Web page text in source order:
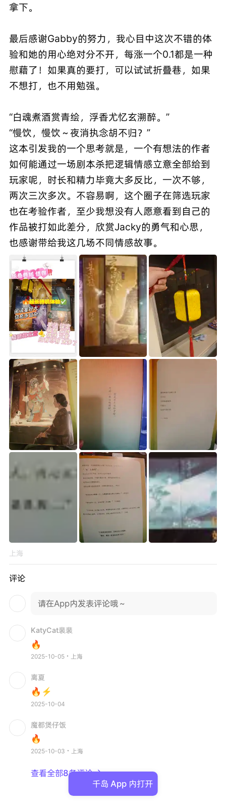
拿下。
最后感谢Gabby的努力，我心目中这次不错的体
验和她的用心绝对分不开，每涨一个0.1都是一种
慰藉了！如果真的要打，可以试试折叠巷，如果
不想打，也不用勉强。
“白魂煮酒赏青绘，浮香尤忆玄溯醉。”
“慢饮，慢饮～夜消执念胡不归？”
这本引发我的一个思考就是，一个有想法的作者
如何能通过一场剧本杀把逻辑情感立意全部给到
玩家呢，时长和精力毕竟大多反比，一次不够，
两次三次多次。不容易啊，这个圈子在筛选玩家
也在考验作者，至少我想没有人愿意看到自己的
作品被打如此差分，欣赏Jacky的勇气和心思，
也感谢带给我这几场不同情感故事。
上海
评论
请在App内发表评论哦～
KatyCat裴裴
🔥
2025-10-05・上海
离夏
🔥⚡
2025-10-04
魔都煲仔饭
🔥
2025-10-03・上海
查看全部8条评论 
千岛 App 内打开